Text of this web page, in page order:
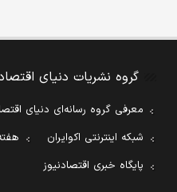
گروه نشریات دنیای
معرفی گروه رسانه‌ای دنیای
شبکه اینترنتی اکوایران
پایگاه خبری اقتصادنیوز